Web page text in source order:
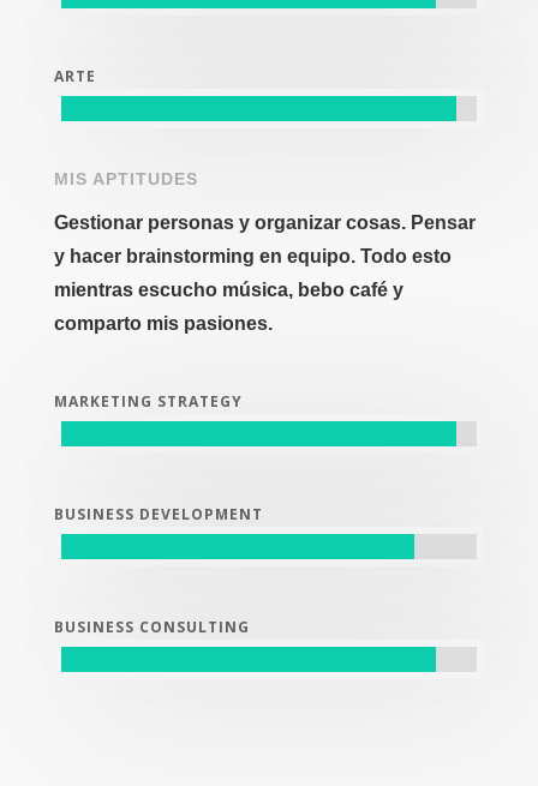
ARTE
MIS APTITUDES
Gestionar personas y organizar cosas. Pensar
y hacer brainstorming en equipo. Todo esto
mientras escucho música, bebo café y
comparto mis pasiones.
MARKETING STRATEGY
BUSINESS DEVELOPMENT
BUSINESS CONSULTING